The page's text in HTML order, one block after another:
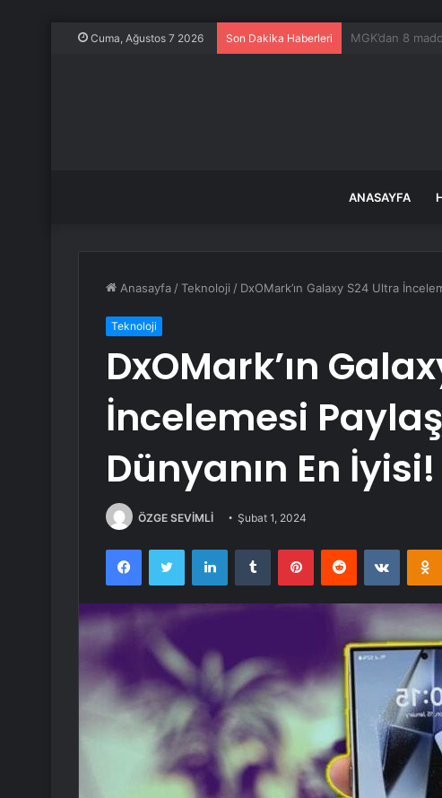
Cuma, Ağustos 7 2026 Son Dakika Haberleri Bursa BUSKİ
ANASAYFA
Anasayfa /Teknoloji / DxOMark’ın Galaxy S24 Ultra
Teknoloji
DxOMark’ın
İncelemesi
Dünyanın En İyisi!
ÖZGE SEVİMLİ Şubat 1, 2024
FacebookTwitter LinkedInTumblr PinterestReddit